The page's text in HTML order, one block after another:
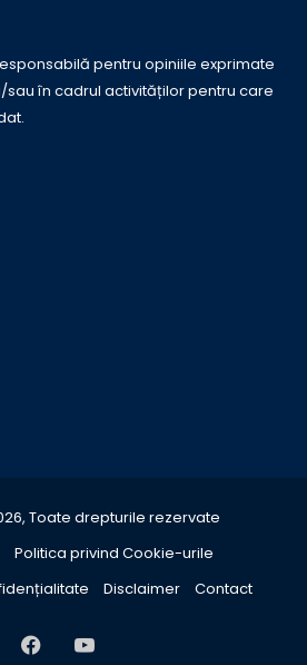
pentru opiniile exprimate
în cadrul activităților pentru care
Toate drepturile rezervate
Politica privind Cookie-urile
Disclaimer Contact
FacebookYouTube